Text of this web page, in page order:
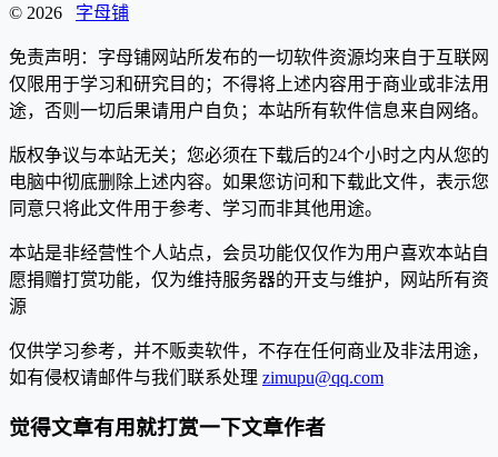
© 2026 字母铺
免责声明：字母铺网站所发布的一切软件资源均来自于互联网
仅限用于学习和研究目的；不得将上述内容用于商业或非法用
途，否则一切后果请用户自负；本站所有软件信息来自网络。
版权争议与本站无关；您必须在下载后的24个小时之内从您的
电脑中彻底删除上述内容。如果您访问和下载此文件，表示您
同意只将此文件用于参考、学习而非其他用途。
本站是非经营性个人站点，会员功能仅仅作为用户喜欢本站自
愿捐赠打赏功能，仅为维持服务器的开支与维护，网站所有资
源
仅供学习参考，并不贩卖软件，不存在任何商业及非法用途，
如有侵权请邮件与我们联系处理 zimupu@qq.com
觉得文章有用就打赏一下文章作者